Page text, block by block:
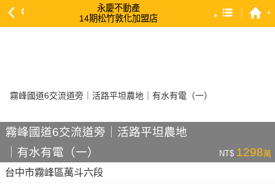
永慶不動產
14期松竹敦化加盟店
依降幅 高 → 低
依土地坪數 大 → 小
霧峰國道6交流道旁｜活路平坦農地
｜有水有電（一）
NT$ 1298萬
台中市霧峰區萬斗六段